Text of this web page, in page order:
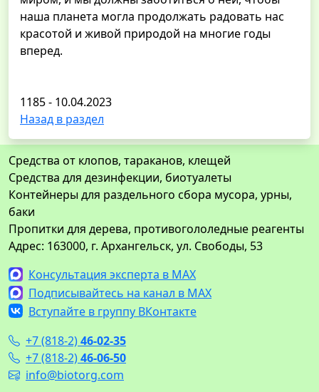
наша планета могла продолжать радовать нас
красотой и живой природой на многие годы
вперед.
1185 - 10.04.2023
Назад в раздел
Средства от клопов, тараканов, клещей
Средства для дезинфекции, биотуалеты
Контейнеры для раздельного сбора мусора, урны,
баки
Пропитки для дерева, противогололедные реагенты
Адрес: 163000, г. Архангельск, ул. Свободы, 53
Консультация эксперта в MAX
Подписывайтесь на канал в MAX
Вступайте в группу ВКонтакте
+7 (818-2)46-02-35
+7 (818-2)46-06-50
info@biotorg.com